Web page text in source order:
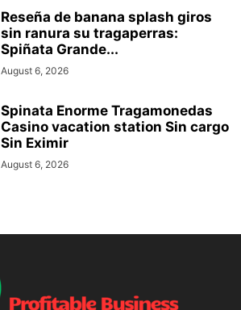
Reseña de banana splash giros
sin ranura su tragaperras:
Spiñata Grande...
August 6, 2026
Spinata Enorme Tragamonedas
Casino vacation station Sin cargo
Sin Eximir
August 6, 2026